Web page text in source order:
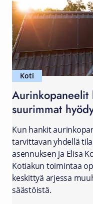
Koti
suurimmat
Kun hankit
tarvittavan yhdellä
asennuksen ja Elisa
Kotiakun toimintaa
keskittyä arjessa
säästöistä.